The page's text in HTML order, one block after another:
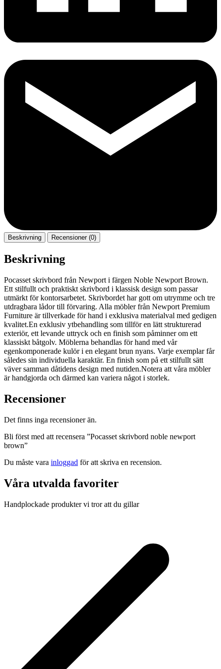
Beskrivning Recensioner (0)
Beskrivning
Pocasset skrivbord från Newport i färgen Noble Newport Brown.
Ett stilfullt och praktiskt skrivbord i klassisk design som passar
utmärkt för kontorsarbetet. Skrivbordet har gott om utrymme och tre
utdragbara lådor till förvaring. Alla möbler från Newport Premium
Furniture är tillverkade för hand i exklusiva materialval med gedigen
kvalitet.En exklusiv ytbehandling som tillför en lätt strukturerad
exteriör, ett levande uttryck och en finish som påminner om ett
klassiskt båtgolv. Möblerna behandlas för hand med vår
egenkomponerade kulör i en elegant brun nyans. Varje exemplar får
således sin individuella karaktär. En finish som på ett stilfullt sätt
väver samman dåtidens design med nutiden.Notera att våra möbler
är handgjorda och därmed kan variera något i storlek.
Recensioner
Det finns inga recensioner än.
Bli först med att recensera ”Pocasset skrivbord noble newport
brown”
Du måste vara inloggad för att skriva en recension.
Våra utvalda favoriter
Handplockade produkter vi tror att du gillar